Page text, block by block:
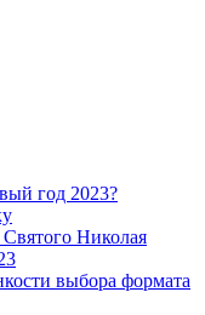
год 2023?
Николая
выбора формата